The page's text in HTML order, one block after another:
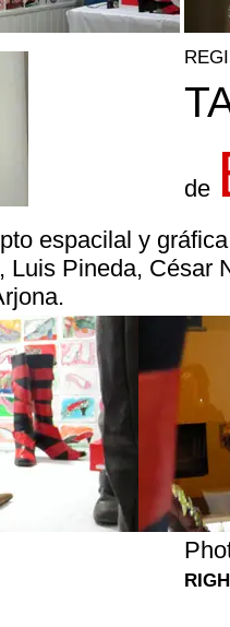
de
espacilal y
Luis Pineda, César